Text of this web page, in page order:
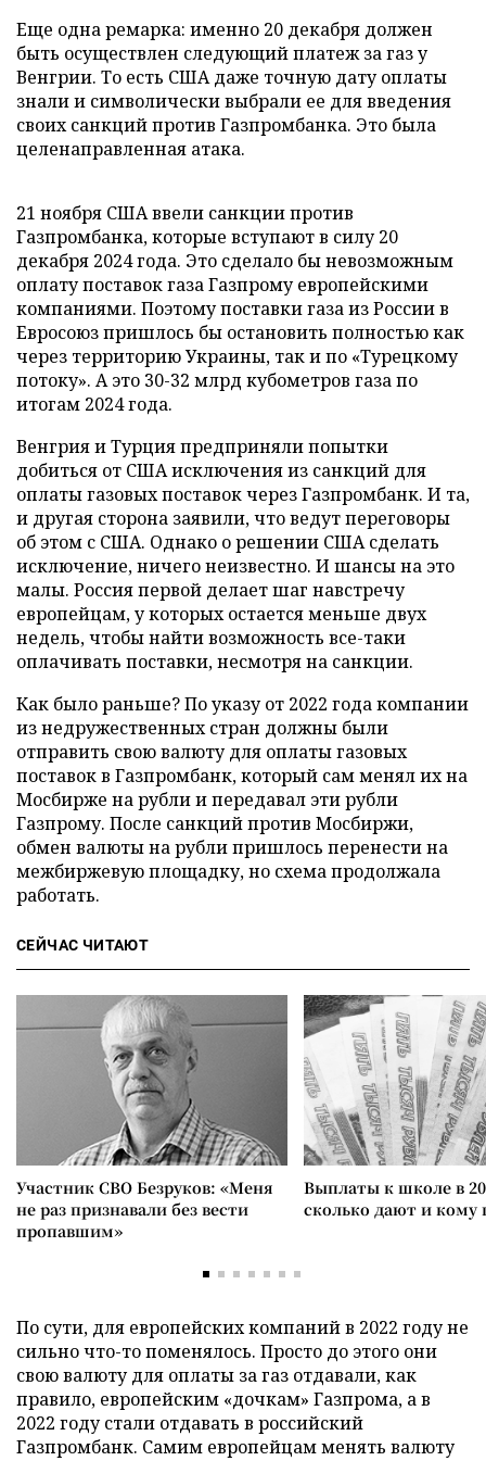
Еще одна ремарка: именно 20 декабря должен
быть осуществлен следующий платеж за газ у
Венгрии. То есть США даже точную дату оплаты
знали и символически выбрали ее для введения
своих санкций против Газпромбанка. Это была
целенаправленная атака.
21 ноября США ввели санкции против
Газпромбанка, которые вступают в силу 20
декабря 2024 года. Это сделало бы невозможным
оплату поставок газа Газпрому европейскими
компаниями. Поэтому поставки газа из России в
Евросоюз пришлось бы остановить полностью как
через территорию Украины, так и по «Турецкому
потоку». А это 30-32 млрд кубометров газа по
итогам 2024 года.
Венгрия и Турция предприняли попытки
добиться от США исключения из санкций для
оплаты газовых поставок через Газпромбанк. И та,
и другая сторона заявили, что ведут переговоры
об этом с США. Однако о решении США сделать
исключение, ничего неизвестно. И шансы на это
малы. Россия первой делает шаг навстречу
европейцам, у которых остается меньше двух
недель, чтобы найти возможность все-таки
оплачивать поставки, несмотря на санкции.
Как было раньше? По указу от 2022 года компании
из недружественных стран должны были
отправить свою валюту для оплаты газовых
поставок в Газпромбанк, который сам менял их на
Мосбирже на рубли и передавал эти рубли
Газпрому. После санкций против Мосбиржи,
обмен валюты на рубли пришлось перенести на
межбиржевую площадку, но схема продолжала
работать.
СЕЙЧАС ЧИТАЮТ
Участник СВО Безруков: «Меня
не раз признавали без вести
пропавшим»
Выплаты к школе в
сколько дают и
По сути, для европейских компаний в 2022 году не
сильно что-то поменялось. Просто до этого они
свою валюту для оплаты за газ отдавали, как
правило, европейским «дочкам» Газпрома, а в
2022 году стали отдавать в российский
Газпромбанк. Самим европейцам менять валюту